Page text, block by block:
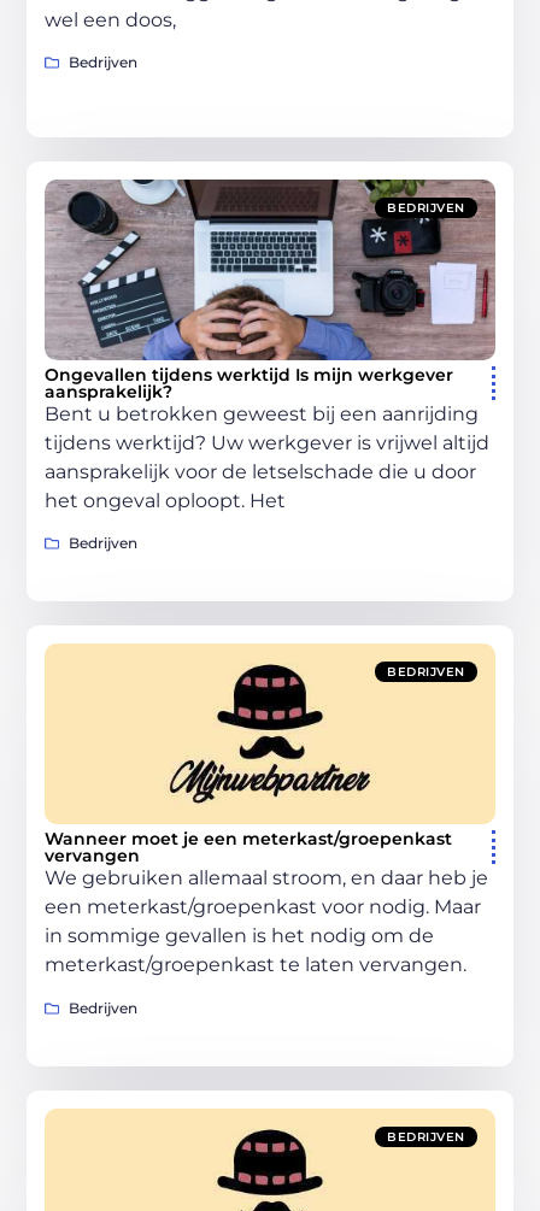
wel een doos,
Bedrijven
BEDRIJVEN
Ongevallen tijdens werktijd Is mijn werkgever
aansprakelijk?
Bent u betrokken geweest bij een aanrijding
tijdens werktijd? Uw werkgever is vrijwel altijd
aansprakelijk voor de letselschade die u door
het ongeval oploopt. Het
Bedrijven
BEDRIJVEN
Wanneer moet je een meterkast/groepenkast
vervangen
We gebruiken allemaal stroom, en daar heb je
een meterkast/groepenkast voor nodig. Maar
in sommige gevallen is het nodig om de
meterkast/groepenkast te laten vervangen.
Bedrijven
BEDRIJVEN